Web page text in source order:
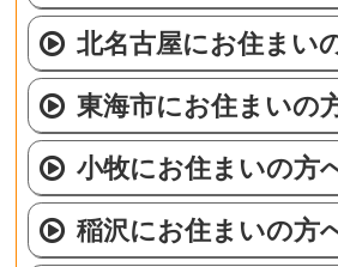
北名古屋にお住まい
東海市にお住まいの
小牧にお住まいの方
稲沢にお住まいの方